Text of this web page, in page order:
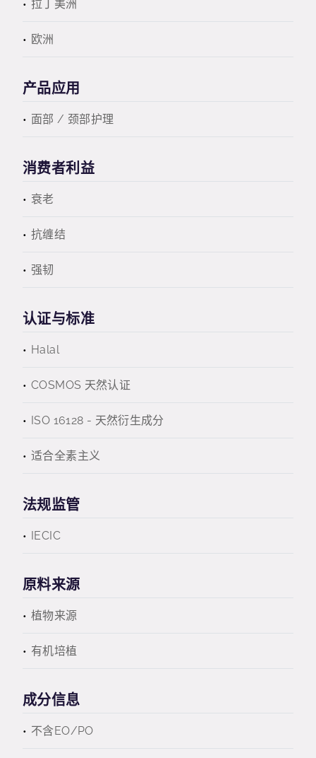
拉丁美洲
欧洲
产品应用
面部 / 颈部护理
消费者利益
衰老
抗缠结
强韧
认证与标准
Halal
COSMOS 天然认证
ISO 16128 - 天然衍生成分
适合全素主义
法规监管
IECIC
原料来源
植物来源
有机培植
成分信息
不含EO/PO